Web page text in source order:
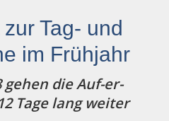
Tag- und
im Frühjahr
gehen die Auf-er-
Tage lang weiter